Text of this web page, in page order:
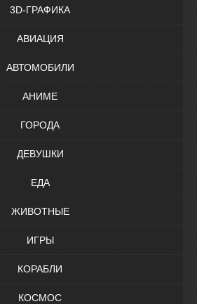
3D-ГРАФИКА
АВИАЦИЯ
АВТОМОБИЛИ
АНИМЕ
ГОРОДА
ДЕВУШКИ
ЕДА
ЖИВОТНЫЕ
ИГРЫ
КОРАБЛИ
КОСМОС